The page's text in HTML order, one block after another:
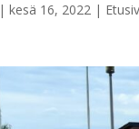
|kesä 16, 2022 |